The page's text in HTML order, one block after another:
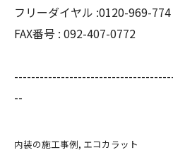
フリーダイヤル :0120-969-774
FAX番号 : 092-407-0772
--
内装の施工事例 エコカラット